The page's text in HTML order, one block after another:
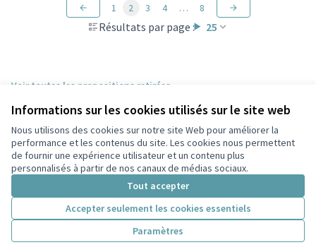
Informations sur les cookies utilisés sur le site web
Nous utilisons des cookies sur notre site Web pour améliorer la
performance et les contenus du site. Les cookies nous permettent
de fournir une expérience utilisateur et un contenu plus
personnalisés à partir de nos canaux de médias sociaux.
Tout accepter
Accepter seulement les cookies essentiels
Paramètres
Résultats par page : 25
1 2 3 4 … 8
Voir toutes les propositions retirées
Conditions d'utilisation
Paramètres des cookies
Participez Villeurbanne sur X
(Lien externe)
Participez Villeurbanne sur Facebook
Participez Villeurbanne sur Instagram
Participez Villeurbanne sur YouTube
(Lien externe)
Site réalisé grâce aulogiciel libre Decidim .
Licence
(Lien